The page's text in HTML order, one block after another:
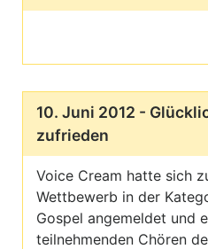
10. Juni 2012 -
zufrieden
Voice Cream hatte sich
Wettbewerb in der
Gospel angemeldet und
teilnehmenden Chören